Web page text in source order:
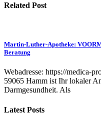
Related Post
Martin-Luther-Apotheke:
Beratung
Webadresse: https://medica-
59065 Hamm ist Ihr lokaler
Darmgesundheit. Als
Latest Posts